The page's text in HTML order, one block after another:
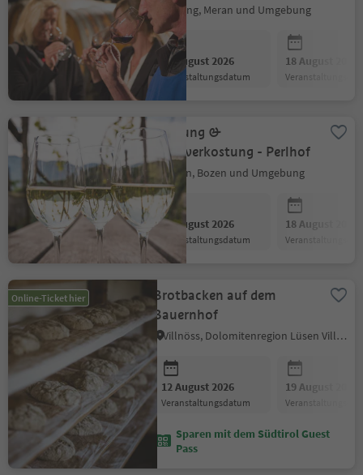
Marling, Meran und Umgebung
11 August 2026
Veranstaltungsdatum
18 August 2026
Führung &
Weinverkostung - Perlhof
Ritten, Bozen und Umgebung
11 August 2026
Veranstaltungsdatum
18 August 2026
Online-Ticket hier
Brotbacken auf dem
Bauernhof
Villnöss, Dolomitenregion Lüsen Villnöss
12 August 2026
Veranstaltungsdatum
19 August 2026
Sparen mit dem Südtirol Guest
Pass